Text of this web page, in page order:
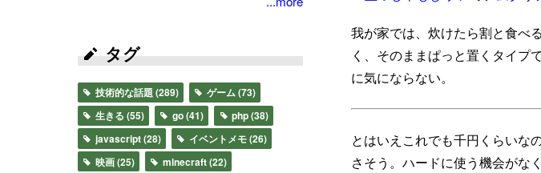
我が家では、炊けたら割と食べ
く、そのままぱっと置くタイプ
に気にならない。
とはいえこれでも千円くらいな
さそう。ハードに使う機会がな
タグ
技術的な話題(289) ゲーム(73)
生きる (55) go(41) php(38)
javascript(28) イベントメモ(26)
映画(25) minecraft(22)